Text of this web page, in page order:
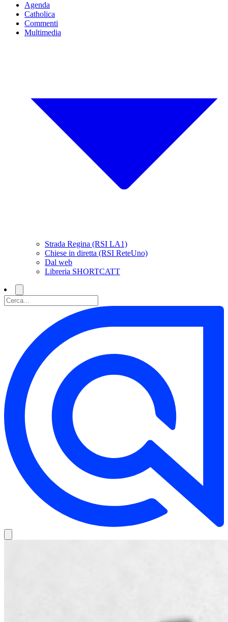
Agenda
Catholica
Commenti
Multimedia
Strada Regina (RSI LA1)
Chiese in diretta (RSI ReteUno)
Dal web
Libreria SHORTCATT